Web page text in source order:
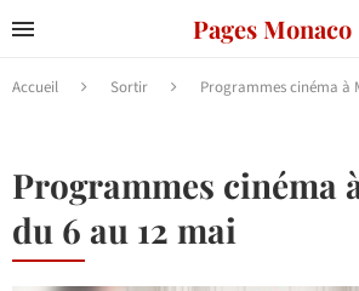
Pages Monaco
Accueil Sortir Programmes cinéma à
Programmes cinéma
du 6 au 12 mai